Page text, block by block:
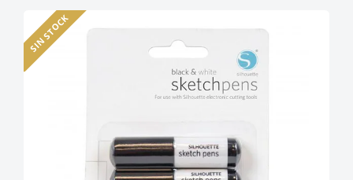
SIN STOCK